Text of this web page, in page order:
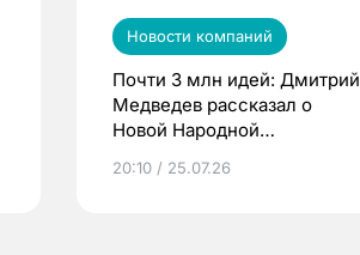
Новости компаний
Почти 3 млн идей: Дмитрий
Медведев рассказал о
Новой Народной
20:10 / 25.07.26